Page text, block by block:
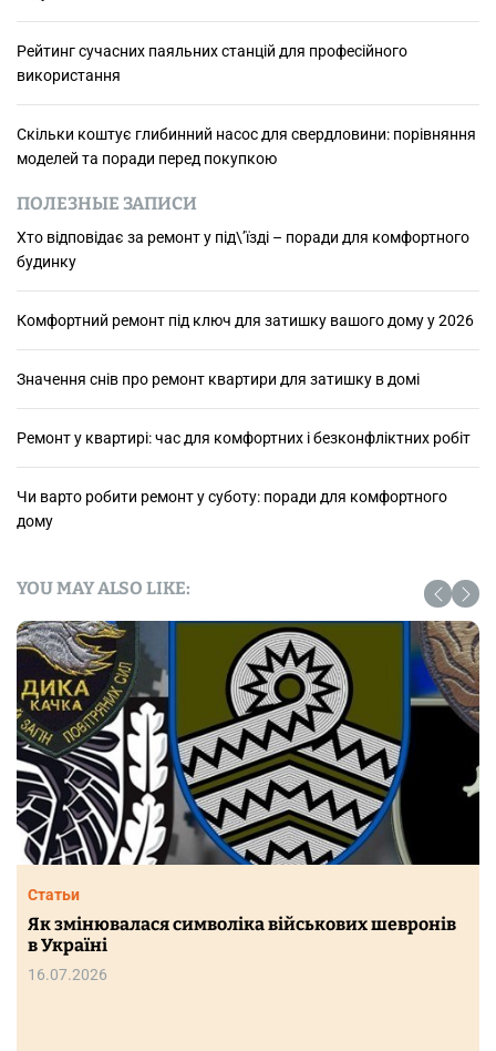
Рейтинг сучасних паяльних станцій для професійного
використання
Скільки коштує глибинний насос для свердловини: порівняння
моделей та поради перед покупкою
ПОЛЕЗНЫЕ ЗАПИСИ
Хто відповідає за ремонт у під\’їзді – поради для комфортного
будинку
Комфортний ремонт під ключ для затишку вашого дому у 2026
Значення снів про ремонт квартири для затишку в домі
Ремонт у квартирі: час для комфортних і безконфліктних робіт
Чи варто робити ремонт у суботу: поради для комфортного
дому
YOU MAY ALSO LIKE:
Статьи
Як змінювалася символіка військових шевронів
в Україні
16.07.2026